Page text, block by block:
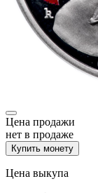
Цена продажи
нет в продаже
Купить монету
Цена выкупа